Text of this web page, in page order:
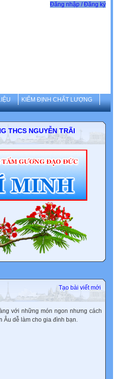
Đăng nhập / Đăng ký
KIỂM ĐỊNH CHẤT LƯỢNG
THCS NGUYỄN TRÃI
Tạo bài viết mới
với những món ngon nhưng cách
Âu dễ làm cho gia đình bạn.